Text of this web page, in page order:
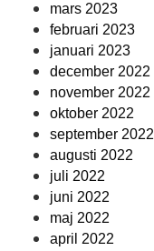
mars 2023
februari 2023
januari 2023
december 2022
november 2022
oktober 2022
september 2022
augusti 2022
juli 2022
juni 2022
maj 2022
april 2022